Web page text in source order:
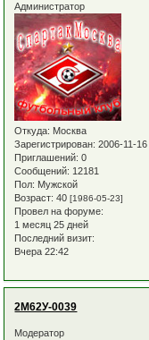
Администратор
Откуда: Москва
Зарегистрирован: 2006-11-16
Приглашений: 0
Сообщений: 12181
Пол: Мужской
Возраст: 40[1986-05-23]
Провел на форуме:
1 месяц 25 дней
Последний визит:
Вчера 22:42
2М62У-0039
Модератор